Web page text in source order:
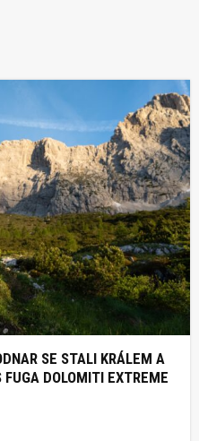
SE STALI KRÁLEM A
DOLOMITI EXTREME